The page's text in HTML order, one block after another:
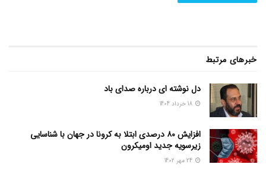
خبرهای مرتبط
دل نوشته ای درباره صدای باد
افزایش ۸۰ درصدی ابتلا به کرونا در جهان با شناسایی
زیرسویه جدید اومیکرون